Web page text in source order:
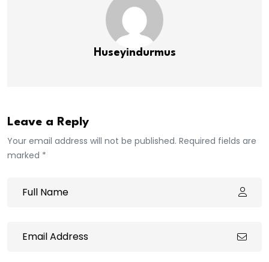
Huseyindurmus
Leave a Reply
Your email address will not be published. Required fields are
marked *